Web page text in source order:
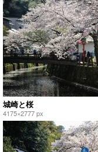
城崎と桜
4175×2777 px